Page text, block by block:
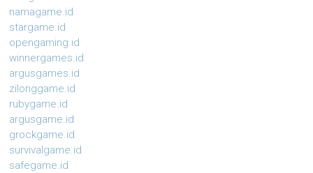
namagame.id
stargame.id
opengaming.id
winnergames.id
argusgames.id
zilonggame.id
rubygame.id
argusgame.id
grockgame.id
survivalgame.id
safegame.id